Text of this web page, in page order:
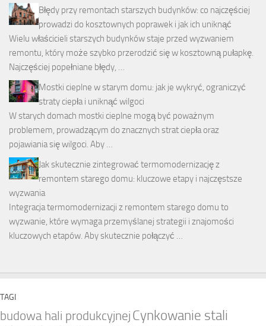
Błędy przy remontach starszych budynków: co najczęściej
prowadzi do kosztownych poprawek i jak ich uniknąć
Wielu właścicieli starszych budynków staje przed wyzwaniem
remontu, który może szybko przerodzić się w kosztowną pułapkę.
Najczęściej popełniane błędy, …
Mostki cieplne w starym domu: jak je wykryć, ograniczyć
straty ciepła i uniknąć wilgoci
W starych domach mostki cieplne mogą być poważnym
problemem, prowadzącym do znacznych strat ciepła oraz
pojawiania się wilgoci. Aby …
Jak skutecznie zintegrować termomodernizację z
remontem starego domu: kluczowe etapy i najczęstsze
wyzwania
Integracja termomodernizacji z remontem starego domu to
wyzwanie, które wymaga przemyślanej strategii i znajomości
kluczowych etapów. Aby skutecznie połączyć …
TAGI
budowa hali produkcyjnej Cynkowanie stali